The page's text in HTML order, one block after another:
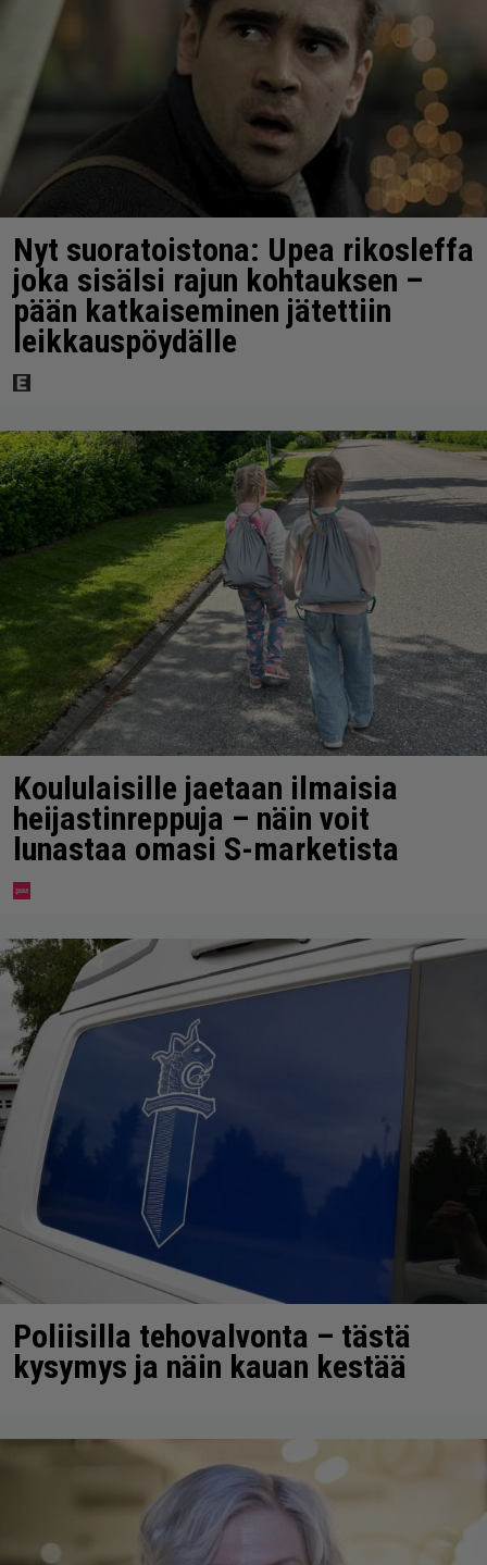
Nyt suoratoistona: Upea rikosleffa
joka sisälsi rajun kohtauksen –
pään katkaiseminen jätettiin
leikkauspöydälle
Koululaisille jaetaan ilmaisia
heijastinreppuja – näin voit
lunastaa omasi S-marketista
Poliisilla tehovalvonta – tästä
kysymys ja näin kauan kestää